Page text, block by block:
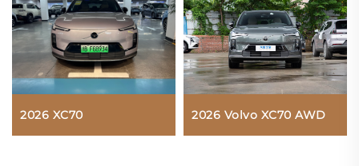
2026 XC70 2026 Volvo XC70 AWD